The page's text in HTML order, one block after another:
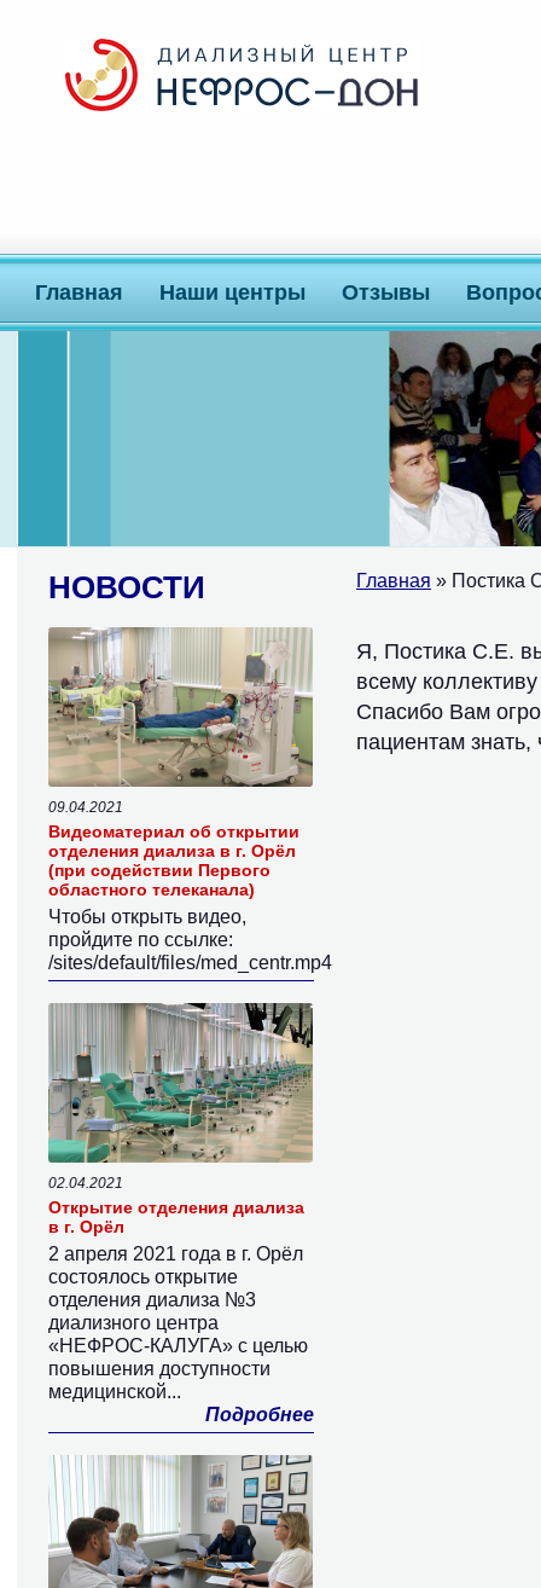
Главная Наши центры Отзывы
Главная » Постика
Я, Постика С.Е.
всему
Спасибо Вам
пациентам
НОВОСТИ
09.04.2021
Видеоматериал об открытии
отделения диализа в г. Орёл
(при содействии Первого
областного телеканала)
Чтобы открыть видео,
пройдите по ссылке:
/sites/default/files/med_centr.mp4
02.04.2021
Открытие отделения диализа
в г. Орёл
2 апреля 2021 года в г. Орёл
состоялось открытие
отделения диализа №3
диализного центра
«НЕФРОС-КАЛУГА» с целью
повышения доступности
медицинской...
Подробнее